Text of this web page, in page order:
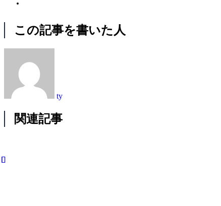
この記事を書いた人
ty
関連記事